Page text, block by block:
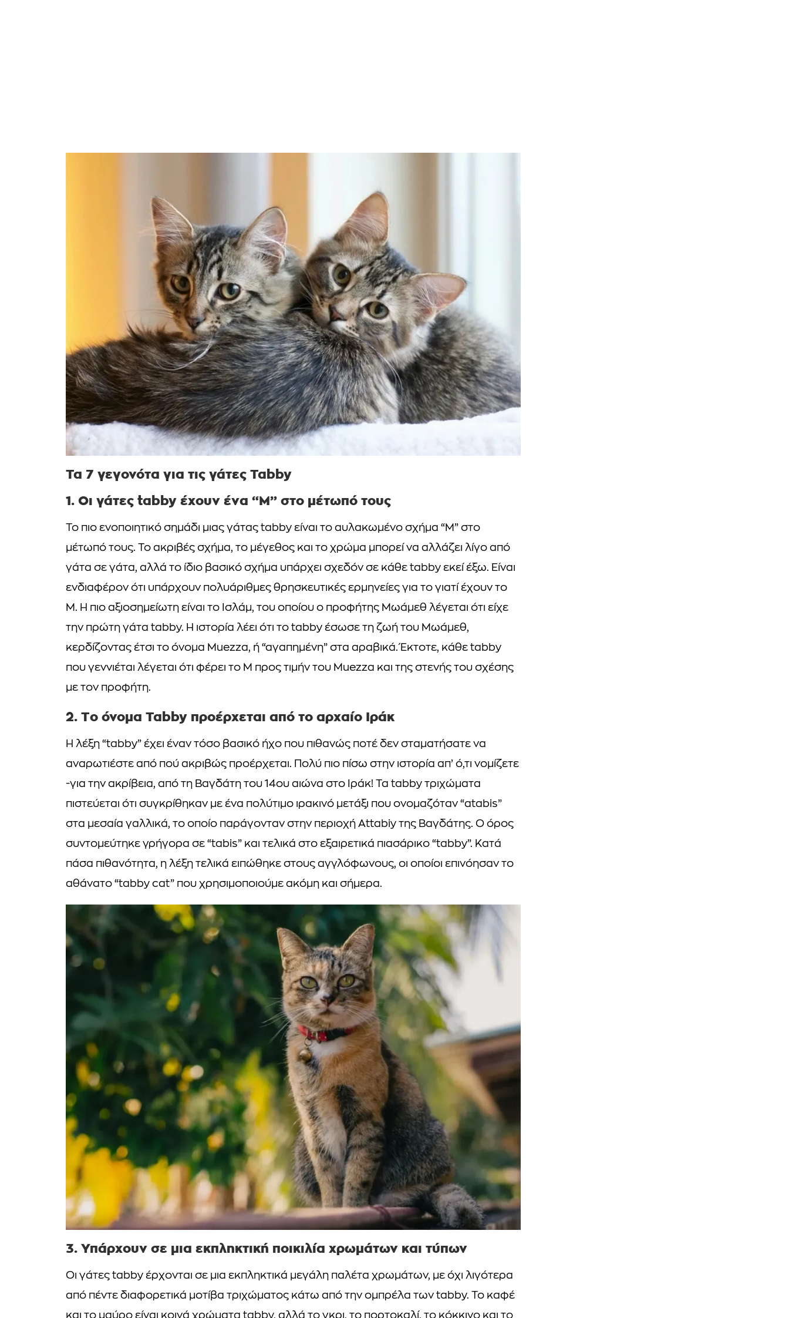
Τα 7 γεγονότα για τις γάτες Tabby
1. Οι γάτες tabby έχουν ένα “Μ” στο μέτωπό τους
Το πιο ενοποιητικό σημάδι μιας γάτας tabby είναι το αυλακωμένο σχήμα “Μ” στο
μέτωπό τους. Το ακριβές σχήμα, το μέγεθος και το χρώμα μπορεί να αλλάζει λίγο από
γάτα σε γάτα, αλλά το ίδιο βασικό σχήμα υπάρχει σχεδόν σε κάθε tabby εκεί έξω. Είναι
ενδιαφέρον ότι υπάρχουν πολυάριθμες θρησκευτικές ερμηνείες για το γιατί έχουν το
Μ. Η πιο αξιοσημείωτη είναι το Ισλάμ, του οποίου ο προφήτης Μωάμεθ λέγεται ότι είχε
την πρώτη γάτα tabby. Η ιστορία λέει ότι το tabby έσωσε τη ζωή του Μωάμεθ,
κερδίζοντας έτσι το όνομα Muezza, ή “αγαπημένη” στα αραβικά. Έκτοτε, κάθε tabby
που γεννιέται λέγεται ότι φέρει το Μ προς τιμήν του Muezza και της στενής του σχέσης
με τον προφήτη.
2. Το όνομα Tabby προέρχεται από το αρχαίο Ιράκ
Η λέξη “tabby” έχει έναν τόσο βασικό ήχο που πιθανώς ποτέ δεν σταματήσατε να
αναρωτιέστε από πού ακριβώς προέρχεται. Πολύ πιο πίσω στην ιστορία απ’ ό,τι νομίζετε
-για την ακρίβεια, από τη Βαγδάτη του 14ου αιώνα στο Ιράκ! Τα tabby τριχώματα
πιστεύεται ότι συγκρίθηκαν με ένα πολύτιμο ιρακινό μετάξι που ονομαζόταν “atabis”
στα μεσαία γαλλικά, το οποίο παράγονταν στην περιοχή Attabiy της Βαγδάτης. Ο όρος
συντομεύτηκε γρήγορα σε “tabis” και τελικά στο εξαιρετικά πιασάρικο “tabby”. Κατά
πάσα πιθανότητα, η λέξη τελικά ειπώθηκε στους αγγλόφωνους, οι οποίοι επινόησαν το
αθάνατο “tabby cat” που χρησιμοποιούμε ακόμη και σήμερα.
3. Υπάρχουν σε μια εκπληκτική ποικιλία χρωμάτων και τύπων
Οι γάτες tabby έρχονται σε μια εκπληκτικά μεγάλη παλέτα χρωμάτων, με όχι λιγότερα
από πέντε διαφορετικά μοτίβα τριχώματος κάτω από την ομπρέλα των tabby. Το καφέ